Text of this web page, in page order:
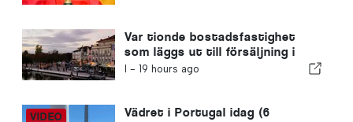
Var tionde bostadsfastighet
som läggs ut till försäljning i
Portugal säljs på mindre än en
I - 19 hours ago
Vädret i Portugal idag (6